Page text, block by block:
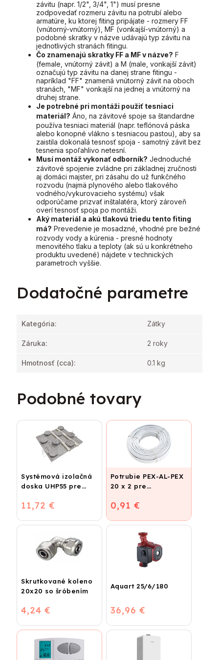
závitu (napr. 1/2", 3/4", 1") musí presne
zodpovedať rozmeru závitu na potrubí alebo
armatúre, ku ktorej fiting pripájate - rozmery FF
(vnútorný-vnútorný), MF (vonkajší-vnútorný) a
podobné skratky v názve udávajú typ závitu na
jednotlivých stranách fitingu.
Čo znamenajú skratky FF a MF v názve? F
(female, vnútorný závit) a M (male, vonkajší závit)
označujú typ závitu na danej strane fitingu -
napríklad "FF" znamená vnútorný závit na oboch
stranách, "MF" vonkajší na jednej a vnútorný na
druhej strane.
Je potrebné pri montáži použiť tesniaci
materiál? Áno, na závitové spoje sa štandardne
používa tesniaci materiál (napr. teflónová páska
alebo konopné vlákno s tesniacou pastou), aby sa
zaistila dokonalá tesnosť spoja - samotný závit bez
tesnenia spoľahlivo netesní.
Musí montáž vykonať odborník? Jednoduché
závitové spojenie zvládne pri základnej zručnosti
aj domáci majster, pri zásahu do už funkčného
rozvodu (najmä plynového alebo tlakového
vodného/vykurovacieho systému) však
odporúčame prizvať inštalatéra, ktorý zároveň
overí tesnosť spoja po montáži.
Aký materiál a akú tlakovú triedu tento fiting
má? Prevedenie je mosadzné, vhodné pre bežné
rozvody vody a kúrenia - presné hodnoty
menovitého tlaku a teploty (ak sú u konkrétneho
produktu uvedené) nájdete v technických
parametroch vyššie.
Dodatočné parametre
Kategória: Zátky
Záruka: 2 roky
Hmotnosť (cca): 0.1 kg
Podobné tovary
Systémová izolačná
doska UHP55 pre
(STIROTERMAL
11,72 €
Potrubie PEX-AL-PEX
20 x 2 pre
podlahové kúrenie a
0,91 €
Skrutkované koleno
20x20 so šróbením
4,24 €
Aquart 25/6/180
36,96 €